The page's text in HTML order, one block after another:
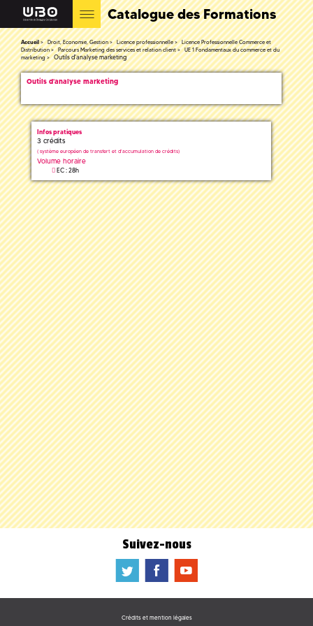
Catalogue des Formations
Accueil Droit, Economie, Gestion Licence professionnelle
Licence Professionnelle Commerce et
Distribution
Parcours Marketing des services et relation client
UE 1 Fondamentaux du commerce et du
marketing
Outils d'analyse marketing
Outils d'analyse marketing
Infos pratiques
3 crédits
( système européen de transfert et d'accumulation de crédits)
Volume horaire
EC : 28h
Suivez-nous
a b f
Crédits et mention légales